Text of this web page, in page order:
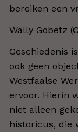
bereiken een
Wally Gobetz
Geschiedenis
ook geen
Westfaalse
ervoor. Hierin
niet alleen
historicus, die